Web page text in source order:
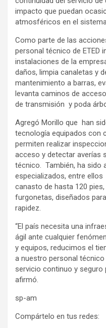
impacto que puedan
atmosféricos en el
Como parte de las
personal técnico de ETED
instalaciones de la
daños, limpia canaletas y
mantenimiento a barras,
levanta caminos de
de transmisión y poda
Agregó Morillo que han
tecnología equipados con
permiten realizar
acceso y detectar averías
técnico. También, ha sido
especializados, entre
canasto de hasta 120
furgonetas, diseñados
rapidez.
“El país necesita una
ágil ante cualquier
y equipos, reducimos el
a nuestro personal
servicio continuo y seguro
afirmó.
sp-am
Compártelo en tus redes: